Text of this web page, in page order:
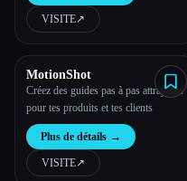
VISITE↗︎
MotionShot
Créez des guides pas à pas attrayants
pour tes produits et tes clients
Plus de détails →
VISITE↗︎